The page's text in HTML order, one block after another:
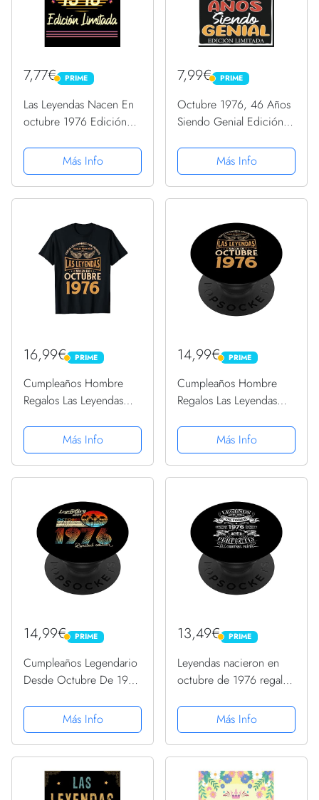
7,77€ PRIME
PRIME
Las Leyendas Nacen En
octubre 1976 Edición
Años Cumpleaños
Regalo para hombre,
mujer mamá, papá
DIARIO, CUADERNO
DE...
Más Info
7,99€ PRIME
PRIME
Octubre 1976, 46 Años
Siendo Genial Edición
Años Cumpleaños
Regalo para hombre,
mujer mamá, papá
DIARIO, CUADERNO
DE...
Más Info
16,99€ PRIME
PRIME
Cumpleaños Hombre
Regalos Las Leyendas
Más Info
14,99€ PRIME
PRIME
Cumpleaños Hombre
Regalos Las Leyendas
PopSockets PopGrip
Intercambiable
Más Info
14,99€ PRIME
PRIME
Cumpleaños Legendario
Desde Octubre De 1976
PopGrip Intercambiable
Más Info
13,49€ PRIME
PRIME
Leyendas nacieron en
octubre de 1976 regalo
PopSockets PopGrip
Intercambiable
Más Info